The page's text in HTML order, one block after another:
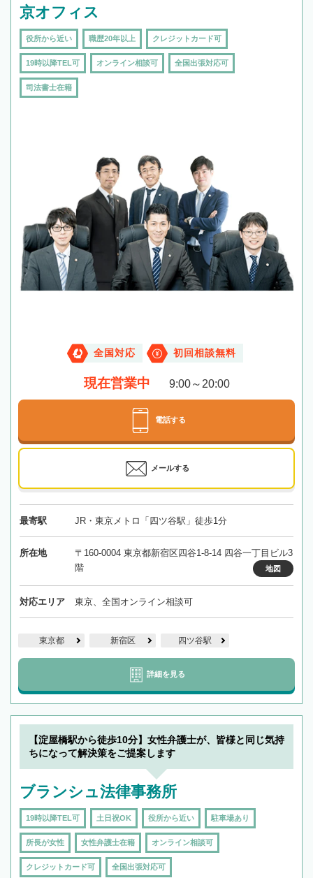
京オフィス
役所から近い 職歴20年以上 クレジットカード可
19時以降TEL可 オンライン相談可 全国出張対応可
司法書士在籍
全国対応 初回相談無料
現在営業中 9:00～20:00
電話する
メールする
最寄駅 JR・東京メトロ「四ツ谷駅」徒歩1分
所在地
〒160-0004 東京都新宿区四谷1-8-14 四谷一丁目ビル3
階
地図
対応エリア 東京、全国オンライン相談可
東京都 新宿区 四ツ谷駅
詳細を見る
【淀屋橋駅から徒歩10分】女性弁護士が、皆様と同じ気持
ちになって解決策をご提案します
ブランシュ法律事務所
19時以降TEL可 土日祝OK 役所から近い 駐車場あり
所長が女性 女性弁護士在籍 オンライン相談可
クレジットカード可 全国出張対応可